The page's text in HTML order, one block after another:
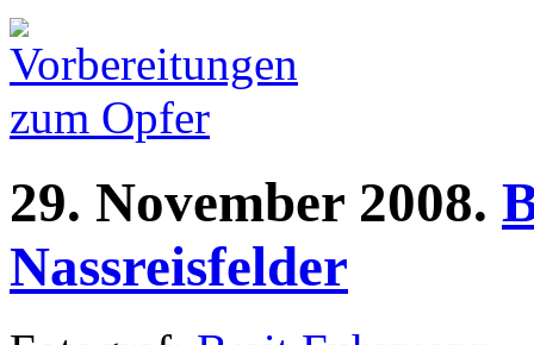
29. November 2008.
Nassreisfelder